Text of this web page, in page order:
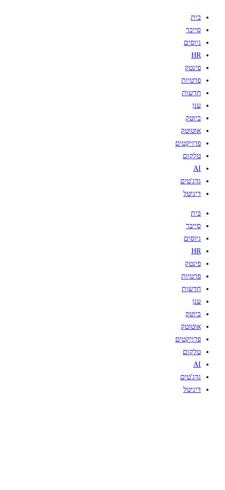
content
בית
סייבר
גיוסים
HR
פינטק
פרטיות
חדשות
ענן
ביוטק
אוטוטק
פרויקטים
טלקום
AI
גדג'טים
דיגיטל
בית
סייבר
גיוסים
HR
פינטק
פרטיות
חדשות
ענן
ביוטק
אוטוטק
פרויקטים
טלקום
AI
גדג'טים
דיגיטל